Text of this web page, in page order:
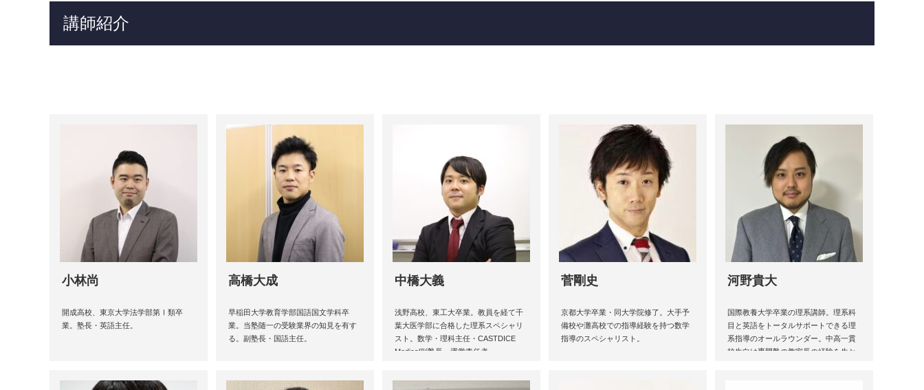
講師紹介
小林尚
開成高校、東京大学法学部第Ⅰ類卒
業。塾長・英語主任。
高橋大成
早稲田大学教育学部国語国文学科卒
業。当塾随一の受験業界の知見を有す
る。副塾長・国語主任。
中橋大義
浅野高校、東工大卒業。教員を経て千
葉大医学部に合格した理系スペシャリ
スト。数学・理科主任・CASTDICE
Medical副塾長・運営責任者
菅剛史
京都大学卒業・同大学院修了。大手予
備校や灘高校での指導経験を持つ数学
指導のスペシャリスト。
河野貴大
国際教養大学卒業の理系講師。理系科
目と英語をトータルサポートできる理
系指導のオールラウンダー。中高一貫
校生向け専門塾の教室長の経験を生か